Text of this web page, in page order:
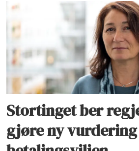
Stortinget ber
gjøre ny